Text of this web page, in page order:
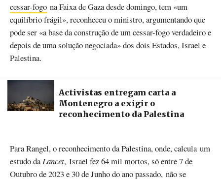
cessar-fogo na Faixa de Gaza desde domingo, tem «um
equilíbrio frágil», reconheceu o ministro, argumentando que
pode ser «a base da construção de um cessar-fogo verdadeiro e
depois de uma solução negociada» dos dois Estados, Israel e
Palestina.
Activistas entregam carta a
Montenegro a exigir o
reconhecimento da Palestina
Para Rangel, o reconhecimento da Palestina, onde, calcula um
estudo daLancet, Israel fez 64 mil mortos, só entre 7 de
Outubro de 2023 e 30 de Junho do ano passado, não se